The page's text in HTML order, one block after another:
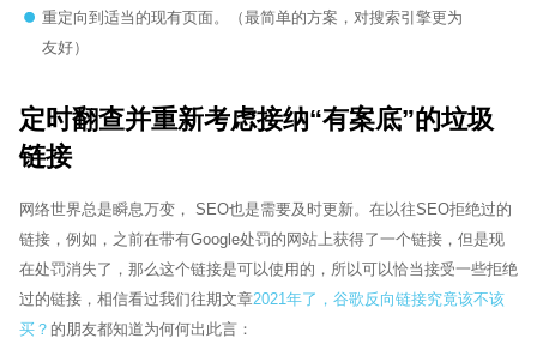
重定向到适当的现有页面。（最简单的方案，对搜索引擎更为
友好）
定时翻查并重新考虑接纳“有案底”的垃圾
链接
网络世界总是瞬息万变， SEO也是需要及时更新。在以往SEO拒绝过的
链接，例如，之前在带有Google处罚的网站上获得了一个链接，但是现
在处罚消失了，那么这个链接是可以使用的，所以可以恰当接受一些拒绝
过的链接，相信看过我们往期文章2021年了，谷歌反向链接究竟该不该
买？ 的朋友都知道为何何出此言：